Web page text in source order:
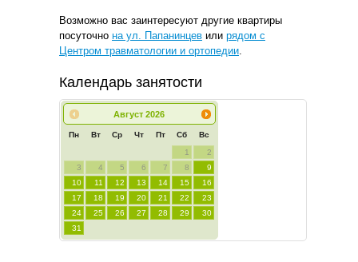
Возможно вас заинтересуют другие квартиры
посуточно на ул. Папанинцев или рядом с
Центром травматологии и ортопедии.
Календарь занятости
Август 2026
Пн Вт Ср Чт Пт Сб Вс
1
2
3
4 5 6 7 8
9
10
11 12 13 14 15
16
17
18 19 20 21 22
23
24
25 26 27 28 29
30
31